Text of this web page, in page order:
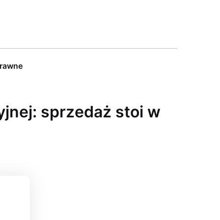
sprzedaż stoi w